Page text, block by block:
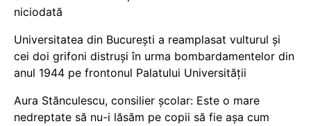
niciodată
Universitatea din București a reamplasat vulturul și
cei doi grifoni distruși în urma bombardamentelor din
anul 1944 pe frontonul Palatului Universității
Aura Stănculescu, consilier școlar: Este o mare
nedreptate să nu-i lăsăm pe copii să fie așa cum